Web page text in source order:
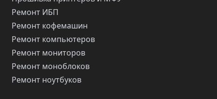
Ремонт ИБП
Ремонт кофемашин
Ремонт компьютеров
Ремонт мониторов
Ремонт моноблоков
Ремонт ноутбуков